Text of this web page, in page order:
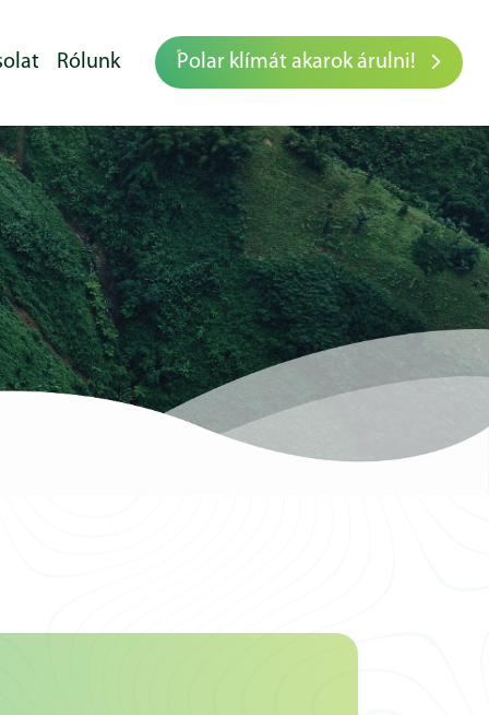
Rólunk Polar klímát akarok árulni!